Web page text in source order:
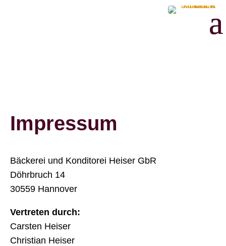
Impressum
Bäckerei und Konditorei Heiser GbR
Döhrbruch 14
30559 Hannover
Vertreten durch:
Carsten Heiser
Christian Heiser